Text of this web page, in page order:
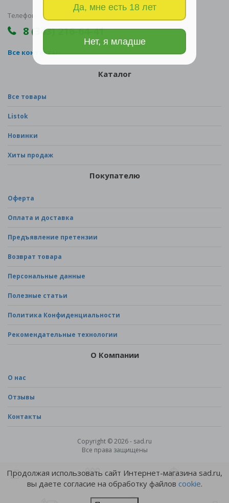
Да, мне есть 18 лет
Нет, я младше
Телефон
8 (343) 216-64-41
Все контакты
Каталог
Все товары
Listok
Новинки
Хиты продаж
Покупателю
Оферта
Оплата и доставка
Предъявление претензии
Возврат товара
Персональные данные
Полезные статьи
Политика Конфиденциальности
Рекомендательные технологии
О Компании
О нас
Отзывы
Контакты
Copyright © 2026 - sad.ru
Все права защищены
Продолжая использовать сайт Интернет-магазина sad.ru,
вы даете согласие на обработку файлов cookie.